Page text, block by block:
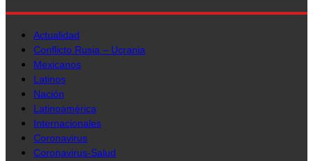
Actualidad
Conflicto Rusia – Ucrania
Mexicanos
Latinos
Nación
Latinoamérica
Internacionales
Coronavirus
Coronavirus-Salud